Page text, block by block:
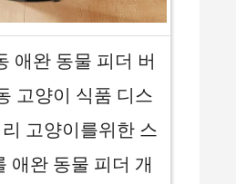
애완 동물 피더 버
고양이 식품 디스
고양이를위한 스
애완 동물 피더 개